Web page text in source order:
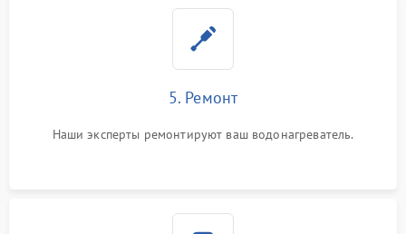
5. Ремонт
Наши эксперты ремонтируют ваш водонагреватель.